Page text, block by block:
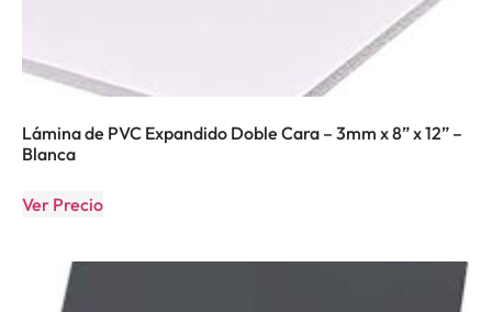
Lámina de PVC Expandido Doble Cara – 3mm x 8” x 12” –
Blanca
Ver Precio